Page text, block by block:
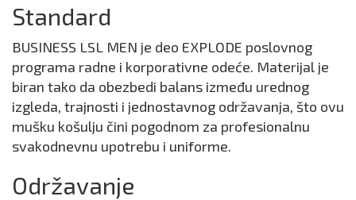
Standard
BUSINESS LSL MEN je deo EXPLODE poslovnog
programa radne i korporativne odeće. Materijal je
biran tako da obezbedi balans između urednog
izgleda, trajnosti i jednostavnog održavanja, što ovu
mušku košulju čini pogodnom za profesionalnu
svakodnevnu upotrebu i uniforme.
Održavanje